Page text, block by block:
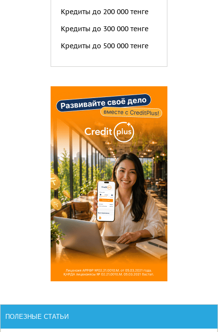
Кредиты до 200 000 тенге
Кредиты до 300 000 тенге
Кредиты до 500 000 тенге
ПОЛЕЗНЫЕ СТАТЬИ